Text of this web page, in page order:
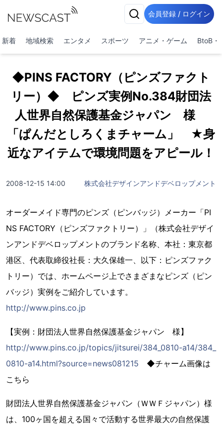
会員登録 / ログイン
新着 地域検索 エンタメ スポーツ アニメ・ゲーム BtoB・
◆PINS FACTORY（ピンズファクト
リー）◆ ピンズ実例No.384財団法
人世界自然保護基金ジャパン 様
「ぱんだとしろくまチャーム」 ★身
近なアイテムで環境問題をアピール！
2008-12-15 14:00 株式会社デザインアンドデベロップメント
オーダーメイド専門のピンズ（ピンバッジ）メーカー「PI
NS FACTORY（ピンズファクトリー）」（株式会社デザイ
ンアンドデベロップメントのブランド名称、本社：東京都
港区、代表取締役社長：大久保雄一、以下：ピンズファク
トリー）では、ホームページ上でさまざまなピンズ（ピン
バッジ）実例をご紹介しています。
http://www.pins.co.jp
【実例：財団法人世界自然保護基金ジャパン 様】
http://www.pins.co.jp/topics/jitsurei/384_0810-a14/384_
0810-a14.html?source=news081215 ◆チャーム画像は
こちら
財団法人世界自然保護基金ジャパン（ＷＷＦジャパン）様
は、100ヶ国を超える国々で活動する世界最大の自然保護